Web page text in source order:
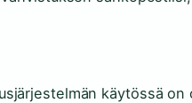
käytössä